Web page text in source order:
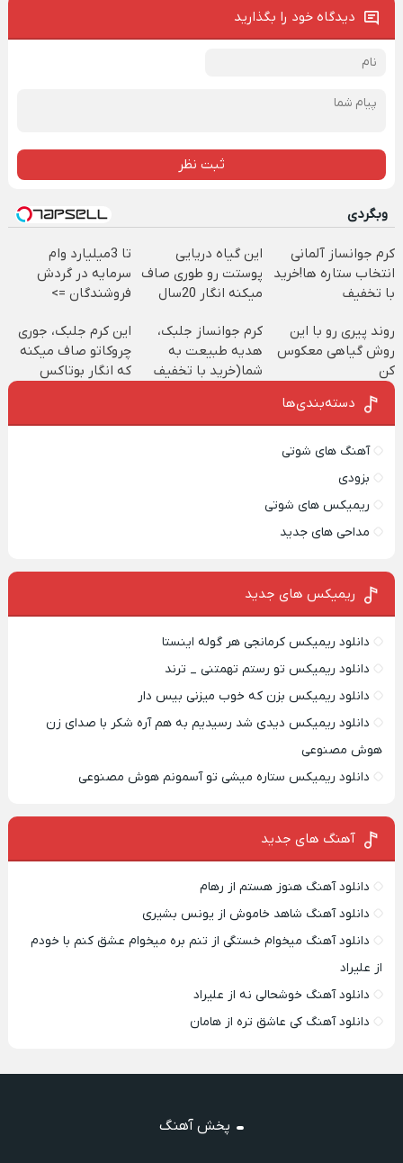
دیدگاه خود را بگذارید
ثبت نظر
وبگردی
کرم جوانساز آلمانی
انتخاب ستاره ها!خرید
با تخفیف
این گیاه دریایی
پوستت رو طوری صاف
میکنه انگار 20سال
تا 3میلیارد وام
سرمایه در گردش
فروشندگان =>
کن
روند پیری رو با این
روش گیاهی معکوس
کن
کرم جوانساز جلبک،
هدیه طبیعت به
شما(خرید با تخفیف
این کرم جلبک، جوری
چروکاتو صاف میکنه
که انگار بوتاکس
دسته‌بندی‌ها
آهنگ های شوتی
بزودی
ریمیکس های شوتی
مداحی های جدید
ریمیکس‌ های جدید
دانلود ریمیکس کرمانجی هر گوله اینستا
دانلود ریمیکس تو رستم تهمتنی _ ترند
دانلود ریمیکس بزن که خوب میزنی بیس دار
دانلود ریمیکس دیدی شد رسیدیم به هم آره شکر با صدای زن
هوش مصنوعی
دانلود ریمیکس ستاره میشی تو آسمونم هوش مصنوعی
آهنگ های جدید
دانلود آهنگ هنوز هستم از رهام
دانلود آهنگ شاهد خاموش از یونس بشیری
دانلود آهنگ میخوام خستگی از تنم بره میخوام عشق کنم با خودم
از علیراد
دانلود آهنگ خوشحالی نه از علیراد
دانلود آهنگ کی عاشق تره از هامان
پخش آهنگ